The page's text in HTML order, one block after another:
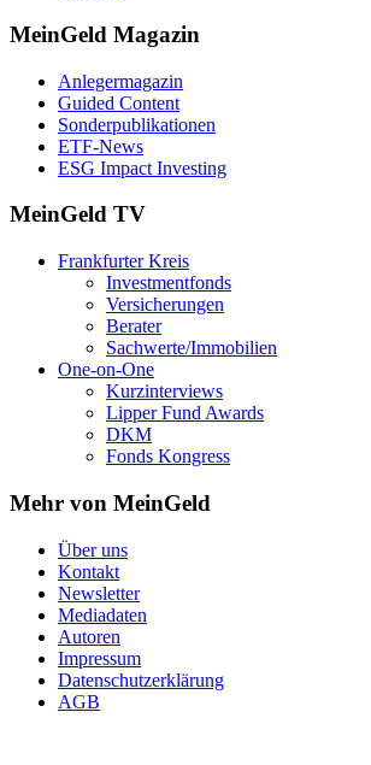
MeinGeld Magazin
Anlegermagazin
Guided Content
Sonderpublikationen
ETF-News
ESG Impact Investing
MeinGeld TV
Frankfurter Kreis
Investmentfonds
Versicherungen
Berater
Sachwerte/Immobilien
One-on-One
Kurzinterviews
Lipper Fund Awards
DKM
Fonds Kongress
Mehr von MeinGeld
Über uns
Kontakt
Newsletter
Mediadaten
Autoren
Impressum
Datenschutzerklärung
AGB